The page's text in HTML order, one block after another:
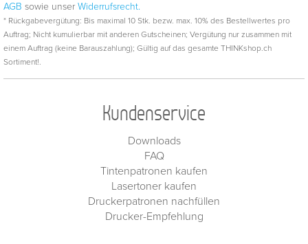
AGB sowie unser Widerrufsrecht.
* Rückgabevergütung: Bis maximal 10 Stk. bezw. max. 10% des Bestellwertes pro
Auftrag; Nicht kumulierbar mit anderen Gutscheinen; Vergütung nur zusammen mit
einem Auftrag (keine Barauszahlung); Gültig auf das gesamte THINKshop.ch
Sortiment!.
Kundenservice
Downloads
FAQ
Tintenpatronen kaufen
Lasertoner kaufen
Druckerpatronen nachfüllen
Drucker-Empfehlung